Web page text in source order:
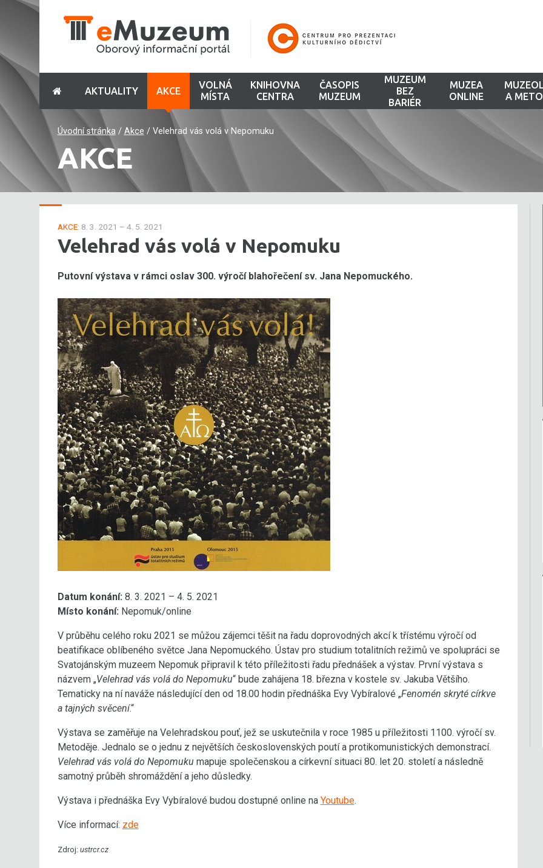
AKTUALITY AKCE
VOLNÁ
MÍSTA
KNIHOVNA
CENTRA
ČASOPIS
MUZEUM
MUZEUM
BEZ
BARIÉR
MUZEA
ONLINE
A
Úvodní stránka/ Akce / Velehrad vás volá v Nepomuku
AKCE
AKCE: 8. 3. 2021 – 4. 5. 2021
Velehrad vás volá v Nepomuku
Putovní výstava v rámci oslav 300. výročí blahořečení sv. Jana Nepomuckého.
Datum konání: 8. 3. 2021 – 4. 5. 2021
Místo konání: Nepomuk/online
V průběhu celého roku 2021 se můžou zájemci těšit na řadu doprovodných akcí k třístému výročí od
beatifikace oblíbeného světce Jana Nepomuckého. Ústav pro studium totalitních režimů ve spolupráci se
Svatojánským muzeem Nepomuk připravil k této příležitosti řadu přednášek a výstav. První výstava s
názvem „Velehrad vás volá do Nepomuku“ bude zahájena 18. března v kostele sv. Jakuba Většího.
Tematicky na ní naváže následující den od 18.00 hodin přednáška Evy Vybíralové „Fenomén skryté církve
a tajných svěcení.“
Výstava se zaměřuje na Velehradskou pouť, jež se uskutečnila v roce 1985 u příležitosti 1100. výročí sv.
Metoděje. Jednalo se o jednu z největších československých poutí a protikomunistických demonstrací.
Velehrad vás volá do Nepomuku mapuje společenskou a církevní situaci 80. let 20. století a následně
samotný průběh shromáždění a jeho důsledky.
Výstava i přednáška Evy Vybíralové budou dostupné online na Youtube.
Více informací: zde
Zdroj: ustrcr.cz